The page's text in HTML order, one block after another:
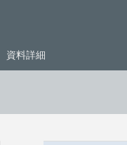
資料詳細